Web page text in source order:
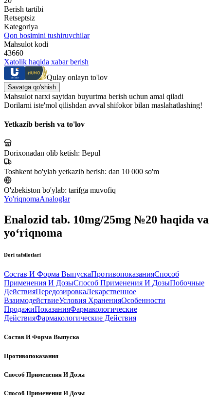
Berish tartibi
Retseptsiz
Kategoriya
Qon bosimini tushiruvchilar
Mahsulot kodi
43660
Xatolik haqida xabar berish
Qulay onlayn to'lov
Savatga qo'shish
Mahsulot narxi saytdan buyurtma berish uchun amal qiladi
Dorilarni iste'mol qilishdan avval shifokor bilan maslahatlashing!
Yetkazib berish va to'lov
Dorixonadan olib ketish: Bepul
Toshkent bo'ylab yetkazib berish: dan 10 000 so'm
O'zbekiston bo'ylab: tarifga muvofiq
Yo'riqnomaAnaloglar
Enalozid tab. 10mg/25mg №20 haqida va
yo‘riqnoma
Dori tafsilotlari
Состав И Форма ВыпускаПротивопоказанияСпособ
Применения И ДозыСпособ Применения И ДозыПобочные
ДействияПередозировкаЛекарственное
ВзаимодействиеУсловия ХраненияОсобенности
ПродажиПоказанияФармакологические
ДействияФармакологические Действия
Состав И Форма Выпуска
Противопоказания
Способ Применения И Дозы
Способ Применения И Дозы